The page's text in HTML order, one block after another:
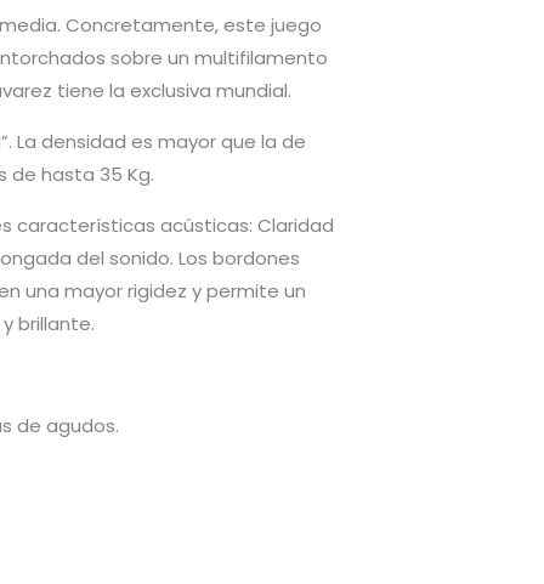
Concretamente, este juego
sobre un multifilamento
tiene la exclusiva mundial.
La densidad es mayor que la de
de hasta 35 Kg.
características acústicas: Claridad
del sonido. Los bordones
una mayor rigidez y permite un
brillante.
de agudos.